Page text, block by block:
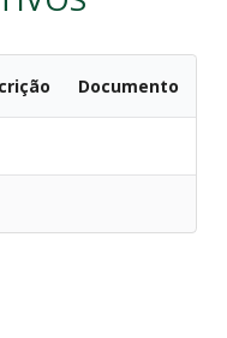
Documento